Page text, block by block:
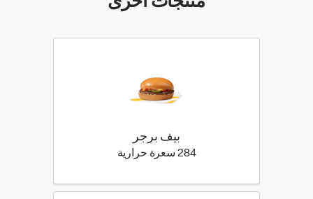
بيف برجر
284 سعرة حرارية